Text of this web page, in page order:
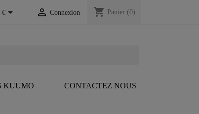
€  Connexion shopping_cart Panier (0)
KUUMO CONTACTEZ NOUS